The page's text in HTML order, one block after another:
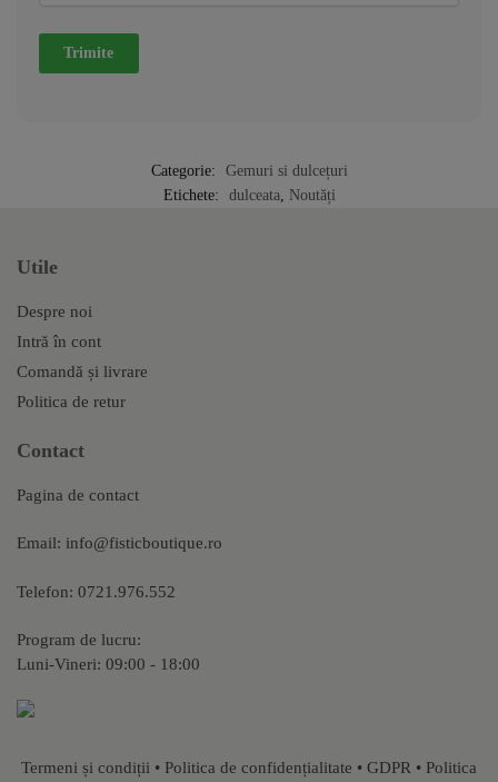
Categorie:
Gemuri si dulcețuri
Etichete:
dulceata, Noutăți
Utile
Despre noi
Intră în cont
Comandă și livrare
Politica de retur
Contact
Pagina de contact
Email: info@fisticboutique.ro
Telefon: 0721.976.552
Program de lucru:
Luni-Vineri: 09:00 - 18:00
Termeni și condiții • Politica de confidențialitate • GDPR • Politica